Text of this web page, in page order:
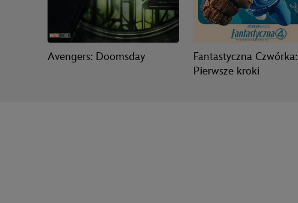
Avengers: Doomsday
Fantastyczna Czwórka:
Pierwsze kroki